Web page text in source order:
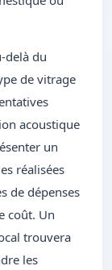
delà du
de vitrage
acoustique
un
réalisées
de dépenses
coût. Un
trouvera
les